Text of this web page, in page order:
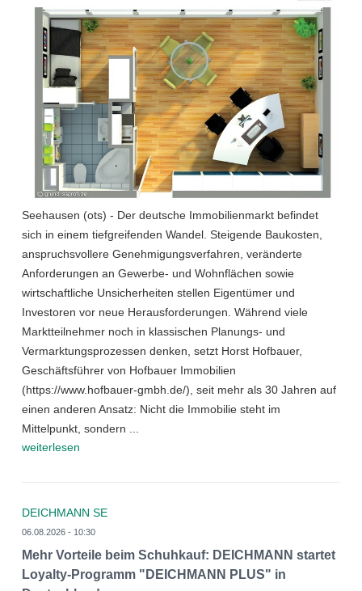
Seehausen (ots) - Der deutsche Immobilienmarkt befindet
sich in einem tiefgreifenden Wandel. Steigende Baukosten,
anspruchsvollere Genehmigungsverfahren, veränderte
Anforderungen an Gewerbe- und Wohnflächen sowie
wirtschaftliche Unsicherheiten stellen Eigentümer und
Investoren vor neue Herausforderungen. Während viele
Marktteilnehmer noch in klassischen Planungs- und
Vermarktungsprozessen denken, setzt Horst Hofbauer,
Geschäftsführer von Hofbauer Immobilien
(https://www.hofbauer-gmbh.de/), seit mehr als 30 Jahren auf
einen anderen Ansatz: Nicht die Immobilie steht im
Mittelpunkt, sondern ...
weiterlesen
DEICHMANN SE
06.08.2026 - 10:30
Mehr Vorteile beim Schuhkauf: DEICHMANN startet
Loyalty-Programm "DEICHMANN PLUS" in